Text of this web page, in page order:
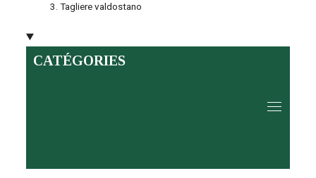
Tagliere valdostano
CATÉGORIES